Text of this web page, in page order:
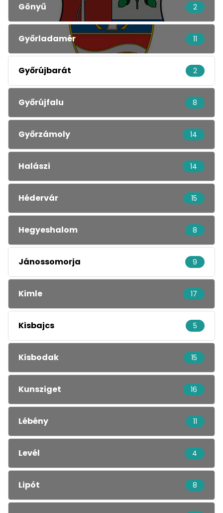
Gönyű 2
Győrladamér 11
Győrújbarát 2
Győrújfalu 8
Győrzámoly 14
Halászi 14
Hédervár 15
Hegyeshalom 8
Jánossomorja 9
Kimle 17
Kisbajcs 5
Kisbodak 15
Kunsziget 16
Lébény 11
Levél 4
Lipót 8